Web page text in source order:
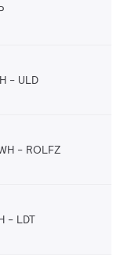
ULD
ROLFZ
LDT